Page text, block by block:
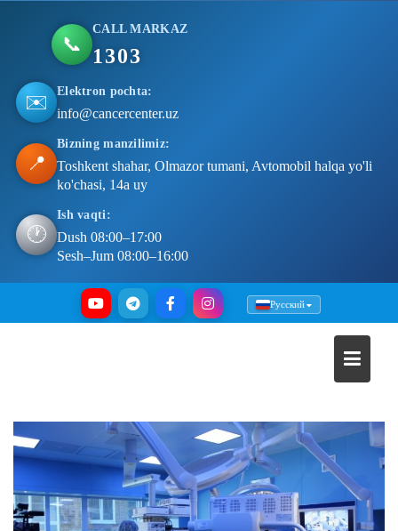
📞
CALL MARKAZ
1303
✉️ Elektron pochta:
info@cancercenter.uz
📍
Bizning manzilimiz:
Toshkent shahar, Olmazor tumani, Avtomobil halqa yo'li
ko'chasi, 14a uy
🕐
Ish vaqti:
Dush 08:00–17:00
Sesh–Jum 08:00–16:00
Русский